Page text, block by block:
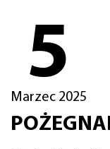
5
Marzec 2025